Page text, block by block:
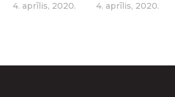
4. aprīlis, 2020. 4. aprīlis, 2020.